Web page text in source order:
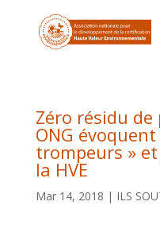
Zéro résidu de
ONG
trompeurs »
la HVE
Mar 14, 2018 | ILS